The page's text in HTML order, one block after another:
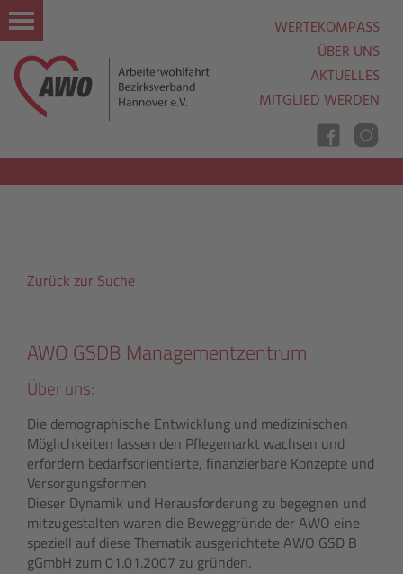
WERTEKOMPASS
ÜBER UNS
AKTUELLES
MITGLIED WERDEN
Zurück zur Suche
AWO GSDB Managementzentrum
Über uns:
Die demographische Entwicklung und medizinischen
Möglichkeiten lassen den Pflegemarkt wachsen und
erfordern bedarfsorientierte, finanzierbare Konzepte und
Versorgungsformen.
Dieser Dynamik und Herausforderung zu begegnen und
mitzugestalten waren die Beweggründe der AWO eine
speziell auf diese Thematik ausgerichtete AWO GSD B
gGmbH zum 01.01.2007 zu gründen.